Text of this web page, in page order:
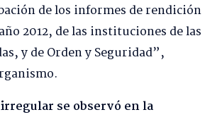
de los informes de rendición
2012, de las instituciones de las
y de Orden y Seguridad”,
se observó en la